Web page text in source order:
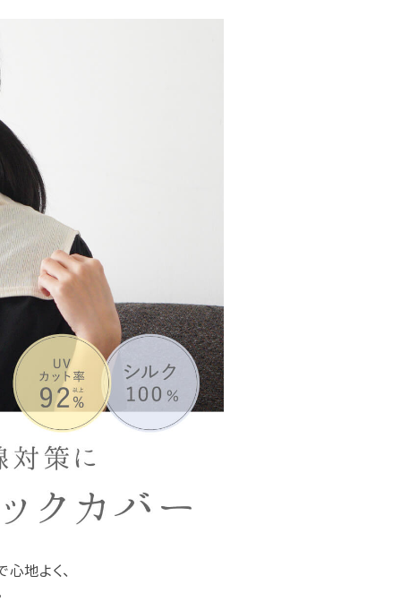
地よく、